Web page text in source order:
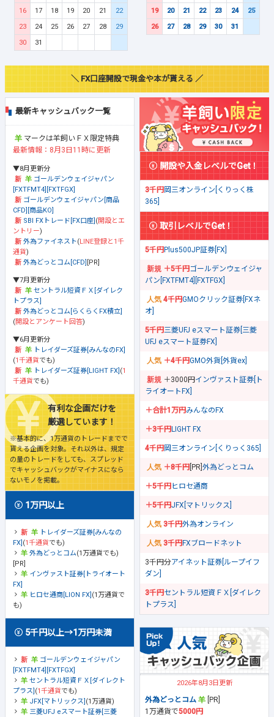
16
17 18 19 20 21
22
23
24 25 26 27 28
29
30
31
19
20 21 22 23 24
25
26
27 28 29 30 31
＼ FX口座開設で現金や本が貰える ／
最新キャッシュバック一覧
マークは羊飼いＦＸ限定特典
最新情報：8月3日11時に更新
▼8月更新分
ゴールデンウェイジャパン
[FXTFMT4][FXTFGX]
ゴールデンウェイジャパン[商品
CFD][商品KO]
SBI FXトレード[FX口座] (開設とエ
ントリー)
外為ファイネスト(LINE登録と1千
通貨)
外為どっとコム[CFD] [PR]
▼7月更新分
セントラル短資ＦＸ[ダイレク
トプラス]
外為どっとコム[らくらくFX積立]
(開設とアンケート回答)
▼6月更新分
トレイダーズ証券[みんなのFX]
(1千通貨でも)
トレイダーズ証券[LIGHT FX] (1
千通貨でも)
有利な企画だけを
厳選しています！
※基本的に、1万通貨のトレードまでで
貰える企画を対象。それ以外は、規定
の量のトレードをしても、スプレッド
でキャッシュバックがマイナスになら
ないモノを掲載。
1万円以上
トレイダーズ証券[みんなの
FX] (1千通貨でも)
外為どっとコム(1万通貨でも)
[PR]
インヴァスト証券[トライオート
FX]
ヒロセ通商[LION FX] (1万通貨で
も)
5千円以上→1万円未満
ゴールデンウェイジャパン
[FXTFMT4][FXTFGX]
セントラル短資ＦＸ[ダイレクト
プラス] (1千通貨でも)
JFX[マトリックス] (1万通貨)
三菱UFJ eスマート証券[三菱
開設や入金レベルでGet！
3千円岡三オンライン[くりっく株
365]
取引レベルでGet！
5千円Plus500JP証券[FX]
＋5千円ゴールデンウェイジャ
パン[FXTFMT4][FXTFGX]
4千円GMOクリック証券[FXネ
オ]
5千円三菱UFJ eスマート証券[三菱
UFJ eスマート証券FX]
＋4千円GMO外貨[外貨ex]
＋3000円 インヴァスト証券[ト
ライオートFX]
＋合計1万円みんなのFX
＋3千円LIGHT FX
4千円岡三オンライン[くりっく365]
＋8千円 [PR] 外為どっとコム
＋5千円ヒロセ通商
＋5千円JFX[マトリックス]
3千円外為オンライン
3千円FXブロードネット
3千円分アイネット証券[ループイフ
ダン]
3千円セントラル短資ＦＸ[ダイレク
トプラス]
2026年8月3日更新
外為どっとコム
[PR]
1万通貨で5000円